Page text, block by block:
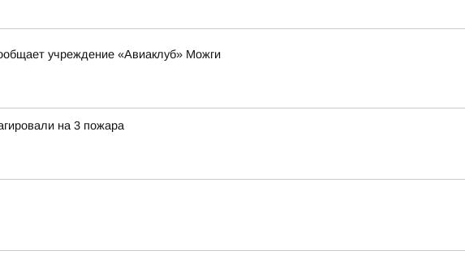
учреждение «Авиаклуб» Можги
на 3 пожара